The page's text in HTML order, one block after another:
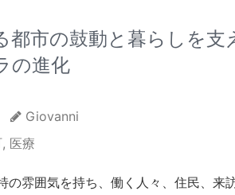
都市の鼓動と暮らしを支
の進化
Giovanni
, 医療
の雰囲気を持ち、働く人々、住民、来